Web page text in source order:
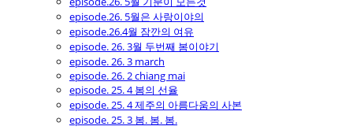
episode.26. 5월은 사랑이야의
episode.26.4월 잠깐의 여유
episode. 26. 3월 두번째 봄이야기
episode. 26. 3 march
episode. 26. 2 chiang mai
episode. 25. 4 봄의 선율
episode. 25. 4 제주의 아름다움의 사본
episode. 25. 3 봄. 봄. 봄.